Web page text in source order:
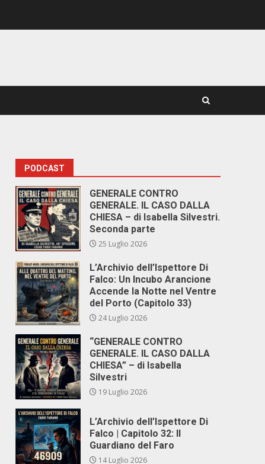
PODCAST
GENERALE CONTRO
GENERALE. IL CASO DALLA
CHIESA – di Isabella Silvestri.
Seconda parte
25 Luglio 2026
L’Archivio dell’Ispettore Di
Falco: Un Incubo Arancione
Accende la Notte nel Ventre
del Porto (Capitolo 33)
24 Luglio 2026
“GENERALE CONTRO
GENERALE. IL CASO DALLA
CHIESA” – di Isabella
Silvestri
19 Luglio 2026
L’Archivio dell’Ispettore Di
Falco | Capitolo 32: Il
Guardiano del Faro
14 Luglio 2026